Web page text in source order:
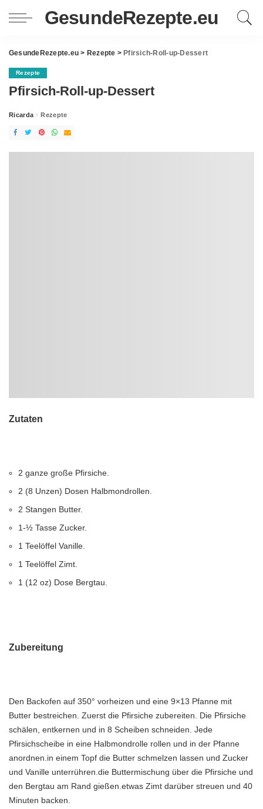
GesundeRezepte.eu
GesundeRezepte.eu > Rezepte > Pfirsich-Roll-up-Dessert
Rezepte
Pfirsich-Roll-up-Dessert
Posted
Ricarda Rezepte
Zutaten
2 ganze große Pfirsiche.
2 (8 Unzen) Dosen Halbmondrollen.
2 Stangen Butter.
1-½ Tasse Zucker.
1 Teelöffel Vanille.
1 Teelöffel Zimt.
1 (12 oz) Dose Bergtau.
Zubereitung
Den Backofen auf 350° vorheizen und eine 9×13 Pfanne mit
Butter bestreichen. Zuerst die Pfirsiche zubereiten. Die Pfirsiche
schälen, entkernen und in 8 Scheiben schneiden. Jede
Pfirsichscheibe in eine Halbmondrolle rollen und in der Pfanne
anordnen.in einem Topf die Butter schmelzen lassen und Zucker
und Vanille unterrühren.die Buttermischung über die Pfirsiche und
den Bergtau am Rand gießen.etwas Zimt darüber streuen und 40
Minuten backen.